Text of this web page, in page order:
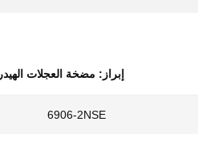
إبراز: مضخة العجلات
6906-2NSE